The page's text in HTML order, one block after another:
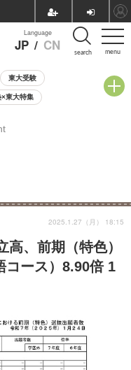
menu
Language
JP / CN search
東大受験
×東大特集
会
高、前期（特色）
ース）8.90倍 1
2025.1.27（月） 18:15